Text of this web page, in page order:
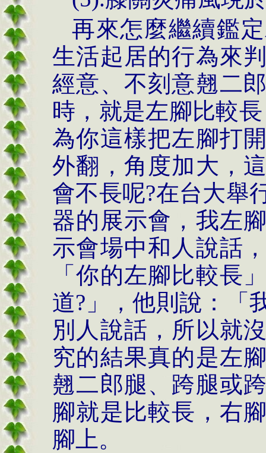
再來怎麼繼續鑑
生活起居的行為來
經意、不刻意翹二
時，就是左腳比較
為你這樣把左腳打
外翻，角度加大，
會不長呢?在台大舉
器的展示會，我左
示會場中和人說話
「你的左腳比較長
道? 」，他則說：「
別人說話，所以就
究的結果真的是左
翹二郎腿、跨腿或
腳就是比較長，右
腳上。